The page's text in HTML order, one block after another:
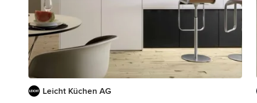
Leicht Küchen AG